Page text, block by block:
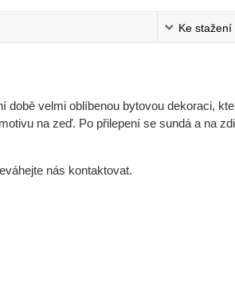
Ke stažení
době velmi oblíbenou bytovou dekoraci,
na zeď. Po přilepení se sundá a na
nás kontaktovat.